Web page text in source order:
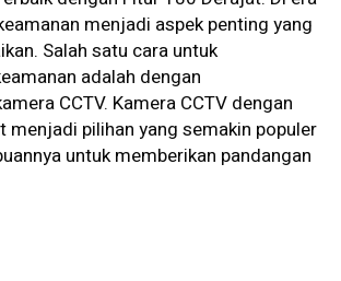
menjadi aspek penting yang
Salah satu cara untuk
adalah dengan
CCTV. Kamera CCTV dengan
pilihan yang semakin populer
untuk memberikan pandangan